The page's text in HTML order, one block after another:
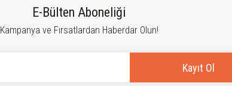
Bu ürüne ilk yorumu siz yapın!
E-Bülten Aboneliği
Kampanya ve Fırsatlardan Haberdar Olun!
Kayıt Ol